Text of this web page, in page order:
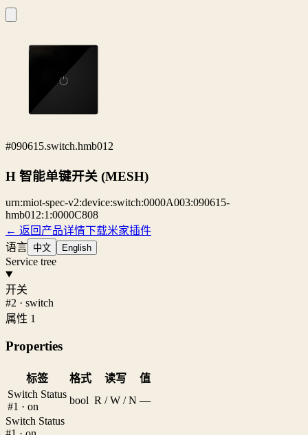
#090615.switch.hmb012
H 智能单键开关 (MESH)
urn:miot-spec-v2:device:switch:0000A003:090615-
hmb012:1:0000C808
← 返回产品详情下载米家插件
语言 中文 English
Service tree
开关
#2 · switch
属性 1
Properties
标签 格式 读写
值
Switch Status
#1 · on
bool R / W / N —
Switch Status